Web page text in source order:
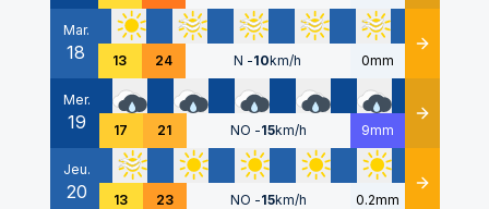
Mar.
18 13 24 N -10km/h 0mm Détails
Mer.
19 17 21 NO -15km/h 9mm Détails
Jeu.
20 13 23 NO -15km/h 0.2mm Détails